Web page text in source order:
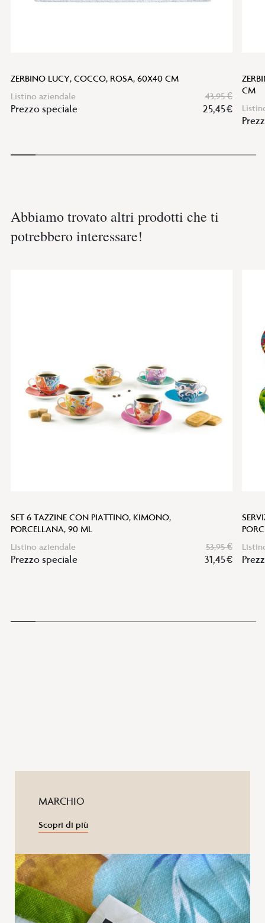
ZERBINO LUCY, COCCO, ROSA, 60X40 CM
Listino aziendale
43,95 €
Prezzo speciale 25,45 €
CM
Abbiamo trovato altri prodotti che ti
potrebbero interessare!
SET 6 TAZZINE CON PIATTINO, KIMONO,
PORCELLANA, 90 ML
Listino aziendale
53,95 €
Prezzo speciale 31,45 €
MARCHIO
Scopri di più